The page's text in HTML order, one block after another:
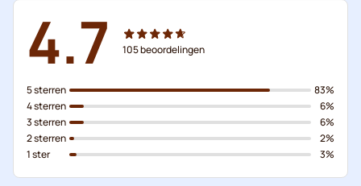
4.7 105beoordelingen
5 sterren
4 sterren
3 sterren
2 sterren
1 ster
83%
6%
6%
2%
3%